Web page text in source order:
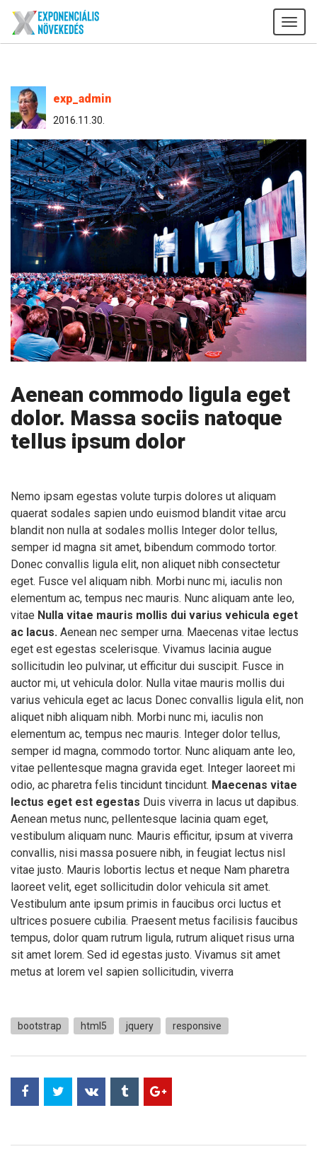
exp_admin
2016.11.30.
Aenean commodo ligula eget
dolor. Massa sociis natoque
tellus ipsum dolor
Nemo ipsam egestas volute turpis dolores ut aliquam
quaerat sodales sapien undo euismod blandit vitae arcu
blandit non nulla at sodales mollis Integer dolor tellus,
semper id magna sit amet, bibendum commodo tortor.
Donec convallis ligula elit, non aliquet nibh consectetur
eget. Fusce vel aliquam nibh. Morbi nunc mi, iaculis non
elementum ac, tempus nec mauris. Nunc aliquam ante leo,
vitae Nulla vitae mauris mollis dui varius vehicula eget
ac lacus. Aenean nec semper urna. Maecenas vitae lectus
eget est egestas scelerisque. Vivamus lacinia augue
sollicitudin leo pulvinar, ut efficitur dui suscipit. Fusce in
auctor mi, ut vehicula dolor. Nulla vitae mauris mollis dui
varius vehicula eget ac lacus Donec convallis ligula elit, non
aliquet nibh aliquam nibh. Morbi nunc mi, iaculis non
elementum ac, tempus nec mauris. Integer dolor tellus,
semper id magna, commodo tortor. Nunc aliquam ante leo,
vitae pellentesque magna gravida eget. Integer laoreet mi
odio, ac pharetra felis tincidunt tincidunt. Maecenas vitae
lectus eget est egestas Duis viverra in lacus ut dapibus.
Aenean metus nunc, pellentesque lacinia quam eget,
vestibulum aliquam nunc. Mauris efficitur, ipsum at viverra
convallis, nisi massa posuere nibh, in feugiat lectus nisl
vitae justo. Mauris lobortis lectus et neque Nam pharetra
laoreet velit, eget sollicitudin dolor vehicula sit amet.
Vestibulum ante ipsum primis in faucibus orci luctus et
ultrices posuere cubilia. Praesent metus facilisis faucibus
tempus, dolor quam rutrum ligula, rutrum aliquet risus urna
sit amet lorem. Sed id egestas justo. Vivamus sit amet
metus at lorem vel sapien sollicitudin, viverra
bootstrap html5 jquery responsive